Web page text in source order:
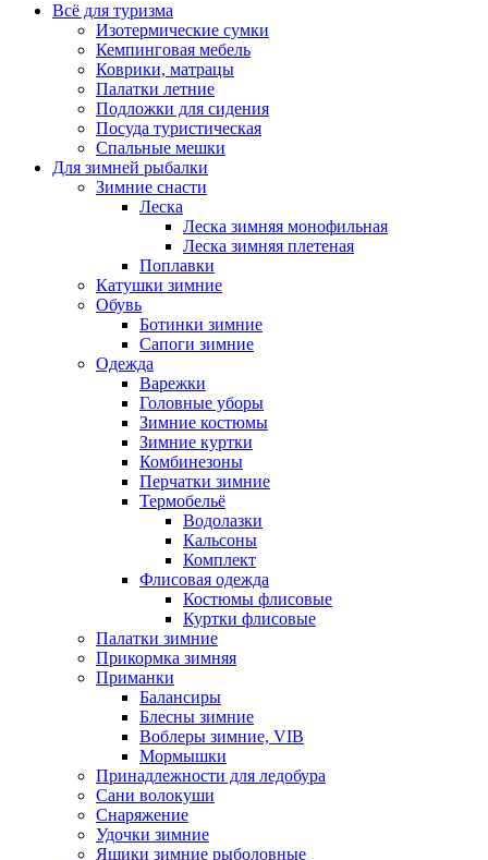
Всё для туризма
Изотермические сумки
Кемпинговая мебель
Коврики, матрацы
Палатки летние
Подложки для сидения
Посуда туристическая
Спальные мешки
Для зимней рыбалки
Зимние снасти
Леска
Леска зимняя монофильная
Леска зимняя плетеная
Поплавки
Катушки зимние
Обувь
Ботинки зимние
Сапоги зимние
Одежда
Варежки
Головные уборы
Зимние костюмы
Зимние куртки
Комбинезоны
Перчатки зимние
Термобельё
Водолазки
Кальсоны
Комплект
Флисовая одежда
Костюмы флисовые
Куртки флисовые
Палатки зимние
Прикормка зимняя
Приманки
Балансиры
Блесны зимние
Воблеры зимние, VIB
Мормышки
Принадлежности для ледобура
Сани волокуши
Снаряжение
Удочки зимние
Ящики зимние рыболовные